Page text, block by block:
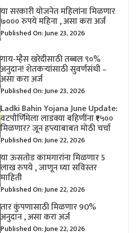
या सरकारी योजनेत महिलांना मिळणार
७००० रुपये महिना , असा करा अर्ज
Published On: June 23, 2026
गाय-म्हैस खरेदीसाठी तब्बल ९०%
अनुदान! शेतकऱ्यांसाठी सुवर्णसंधी –
असा करा अर्ज
Published On: June 23, 2026
Ladki Bahin Yojana June Update:
वटपौर्णिमेला लाडक्या बहिणींना ₹१५००
मिळणार? जून हप्त्याबाबत मोठी चर्चा
Published On: June 22, 2026
या ऊसतोड कामगारांना मिळणार 5
लाख रुपये , जाणून घ्या सविस्तर
माहिती
Published On: June 22, 2026
तार कुंपणासाठी मिळणार 90%
अनुदान , असा करा अर्ज
Published On: June 22, 2026